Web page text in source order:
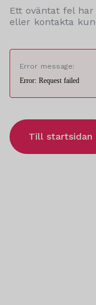
Ett oväntat fel
eller kontakta
Error message:
Error: Request failed
Till startsidan